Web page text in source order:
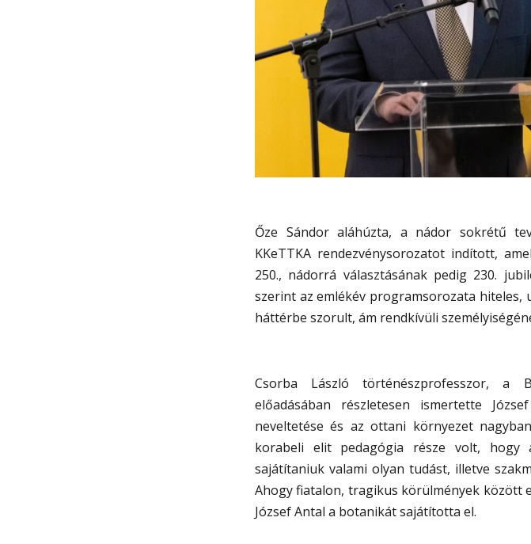
Őze Sándor aláhúzta, a nádor sokrétű
KKeTTKA rendezvénysorozatot indított,
250., nádorrá választásának pedig 230.
szerint az emlékév programsorozata
háttérbe szorult, ám rendkívüli
Csorba László történészprofesszor, a
előadásában részletesen ismertette
neveltetése és az ottani környezet
korabeli elit pedagógia része volt, hogy
sajátítaniuk valami olyan tudást, illetve
Ahogy fiatalon, tragikus körülmények között
József Antal a botanikát sajátította el.